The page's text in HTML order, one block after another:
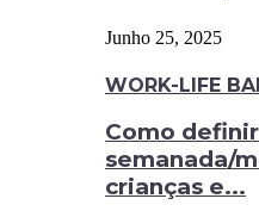
Junho 25, 2025
WORK-LIFE
Como
semanada/
crianças e...